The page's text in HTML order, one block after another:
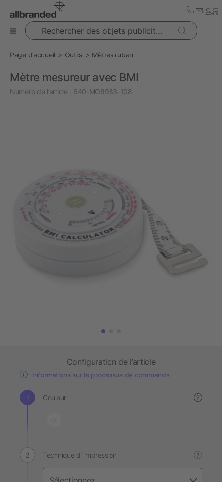
Rechercher des objets publicitaires
Page d’accueil Outils Mètres ruban
Mètre mesureur avec BMI
Numéro de l’article : 640-MO8983-108
Configuration de l’article
Informations sur le processus de commande
Couleur ?
Technique d´impression ?